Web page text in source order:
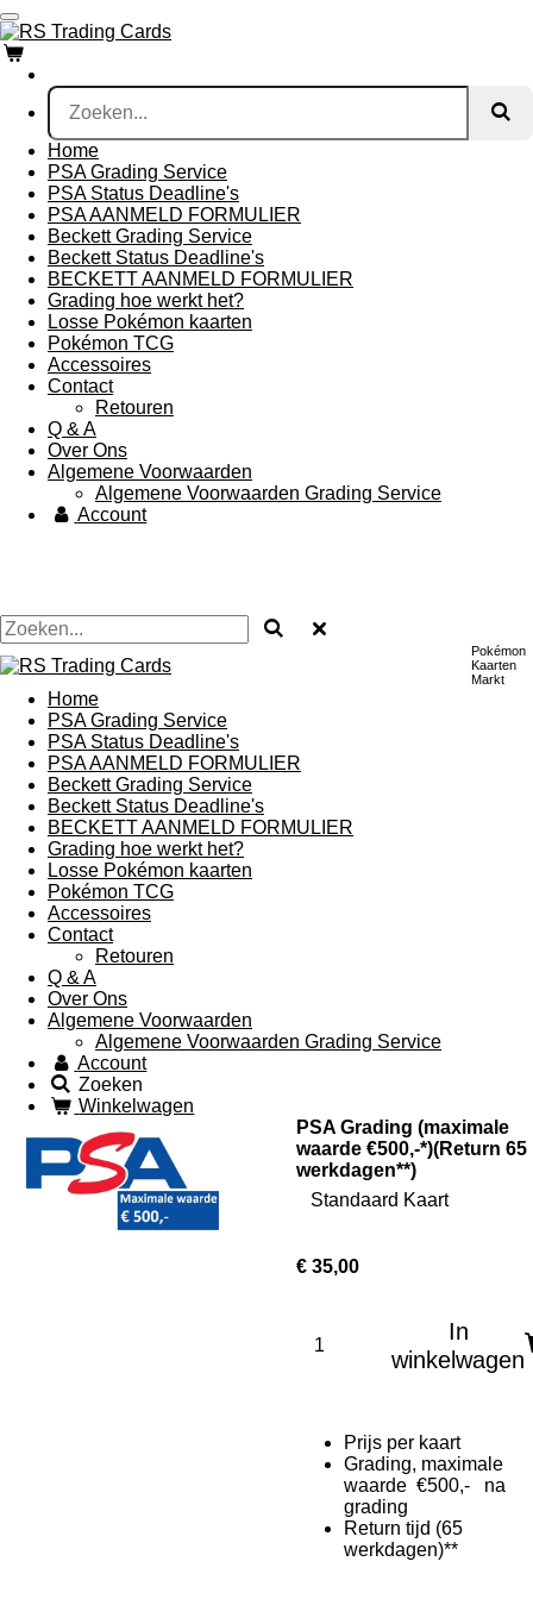
Ga
direct
naar
de
hoofdinhoud
Home
PSA Grading Service
PSA Status Deadline's
PSA AANMELD FORMULIER
Beckett Grading Service
Beckett Status Deadline's
BECKETT AANMELD FORMULIER
Grading hoe werkt het?
Losse Pokémon kaarten
Pokémon TCG
Accessoires
Contact
Retouren
Q & A
Over Ons
Algemene Voorwaarden
Algemene Voorwaarden Grading Service
Account
Pokémon
Kaarten
Markt
Home
PSA Grading Service
PSA Status Deadline's
PSA AANMELD FORMULIER
Beckett Grading Service
Beckett Status Deadline's
BECKETT AANMELD FORMULIER
Grading hoe werkt het?
Losse Pokémon kaarten
Pokémon TCG
Accessoires
Contact
Retouren
Q & A
Over Ons
Algemene Voorwaarden
Algemene Voorwaarden Grading Service
Account
Zoeken
Winkelwagen
PSA Grading (maximale
waarde €500,-*)(Return 65
werkdagen**)
Standaard Kaart
€ 35,00
In
winkelwagen
Prijs per kaart
Grading, maximale
waarde €500,- na
grading
Return tijd (65
werkdagen)**